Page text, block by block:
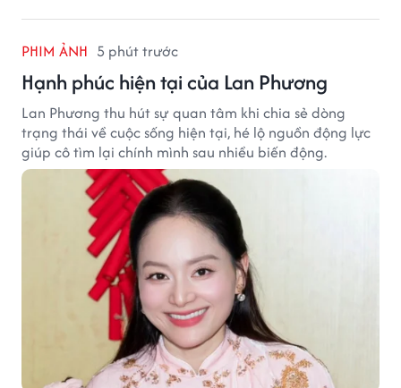
PHIM ẢNH 5 phút trước
Hạnh phúc hiện tại của Lan Phương
Lan Phương thu hút sự quan tâm khi chia sẻ dòng
trạng thái về cuộc sống hiện tại, hé lộ nguồn động lực
giúp cô tìm lại chính mình sau nhiều biến động.